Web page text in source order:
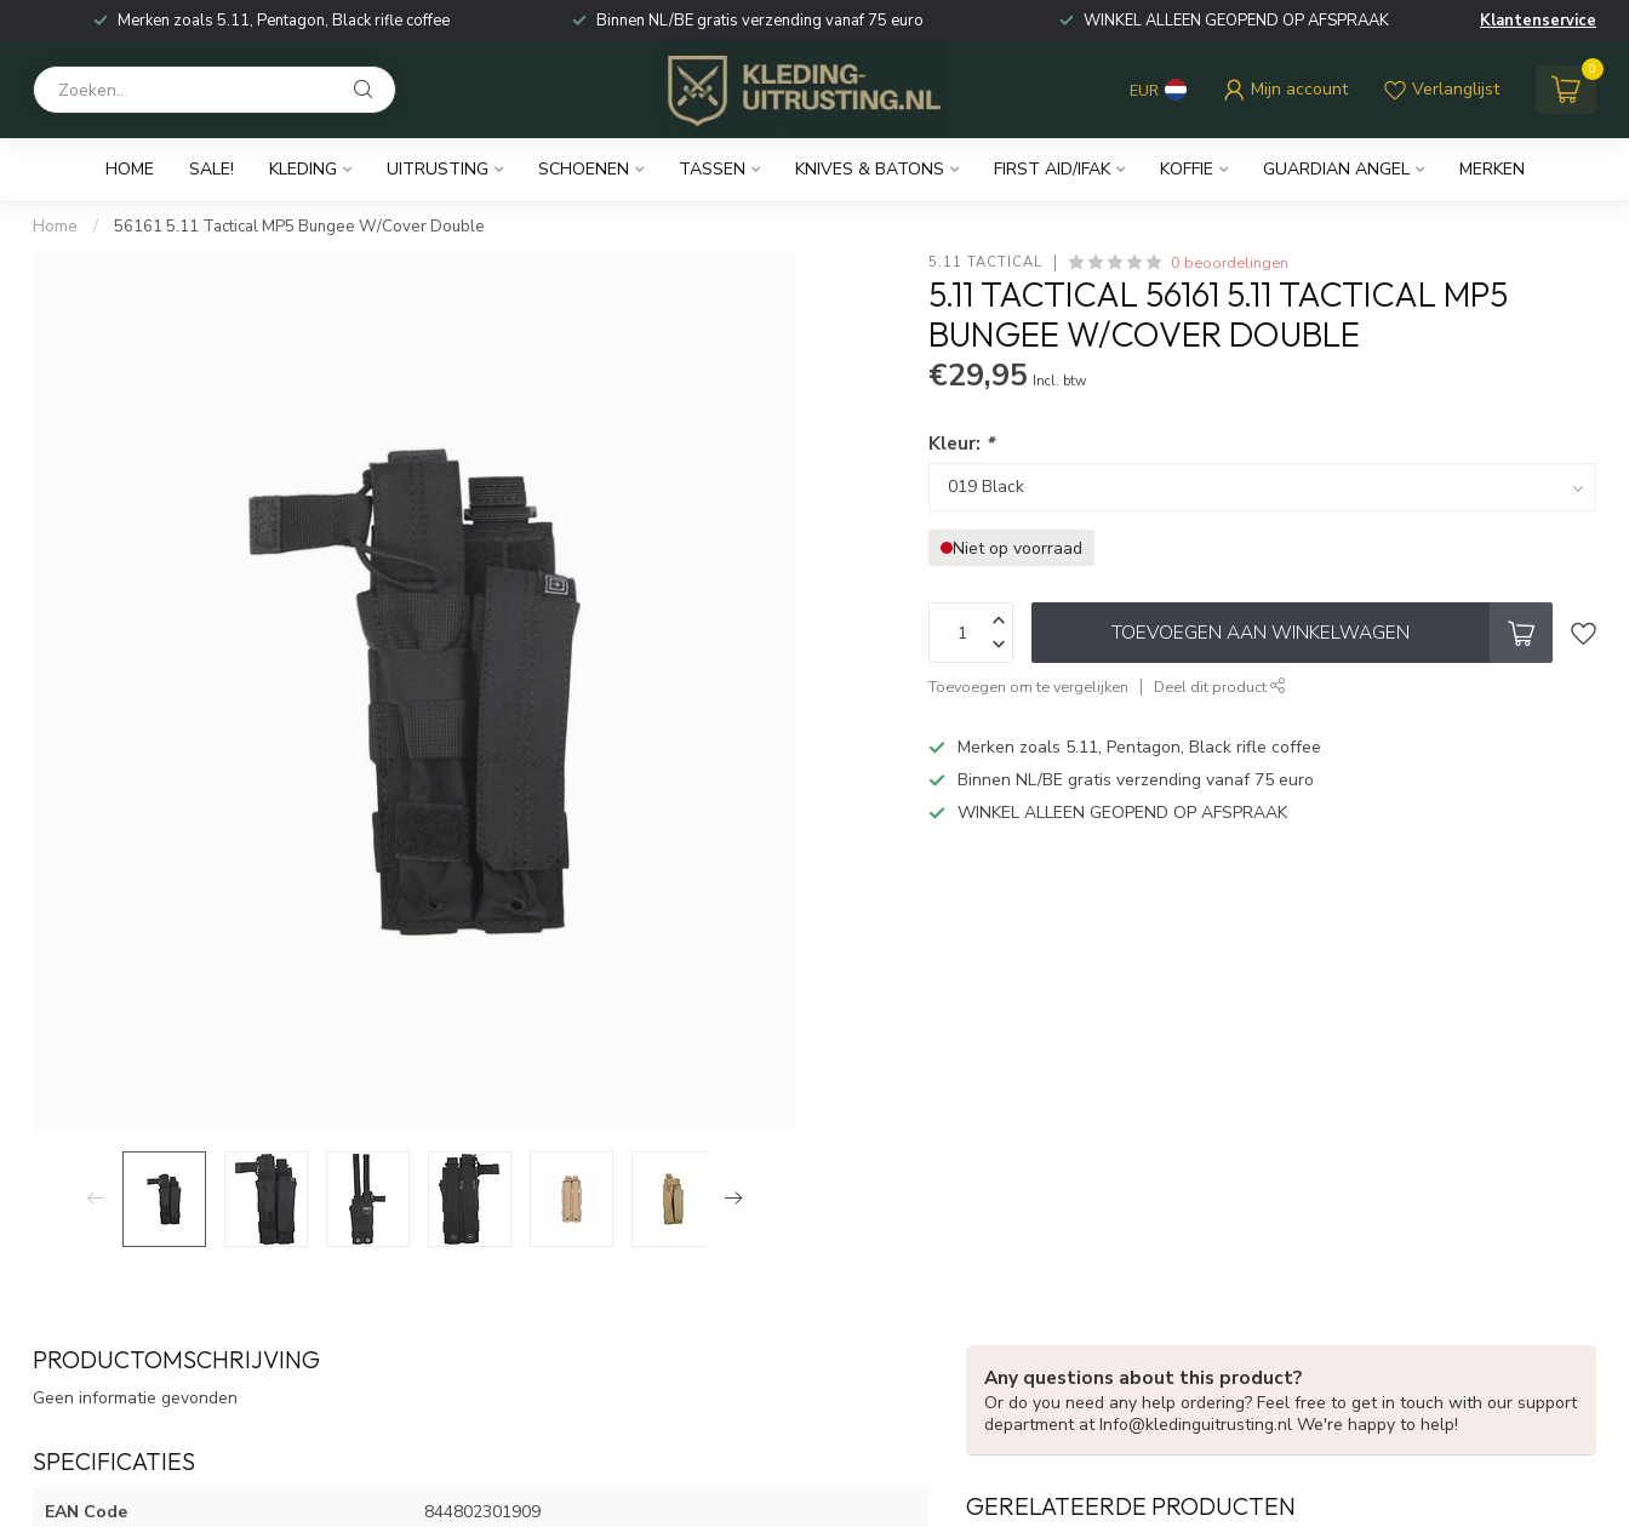
Merken zoals 5.11, Pentagon, Black rifle coffee Binnen NL/BE gratis verzending vanaf 75 euro WINKEL ALLEEN GEOPEND OP AFSPRAAK Klantenservice
EUR Mijn account Verlanglijst
0
HOME SALE! KLEDING UITRUSTING SCHOENEN TASSEN KNIVES & BATONS FIRST AID/IFAK KOFFIE GUARDIAN ANGEL MERKEN
Home / 56161 5.11 Tactical MP5 Bungee W/Cover Double
5.11 TACTICAL 0 beoordelingen
5.11 TACTICAL 56161 5.11 TACTICAL MP5
BUNGEE W/COVER DOUBLE
€29,95 Incl. btw
Kleur: *
Niet op voorraad
TOEVOEGEN AAN WINKELWAGEN
Toevoegen om te vergelijken Deel dit product
Merken zoals 5.11, Pentagon, Black rifle coffee
Binnen NL/BE gratis verzending vanaf 75 euro
WINKEL ALLEEN GEOPEND OP AFSPRAAK
PRODUCTOMSCHRIJVING
Geen informatie gevonden
SPECIFICATIES
EAN Code 844802301909
Any questions about this product?
Or do you need any help ordering? Feel free to get in touch with our support
department atInfo@kledinguitrusting.nl We're happy to help!
GERELATEERDE PRODUCTEN